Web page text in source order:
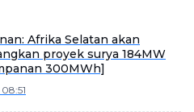
Afrika Selatan akan
proyek surya 184MW
300MWh]